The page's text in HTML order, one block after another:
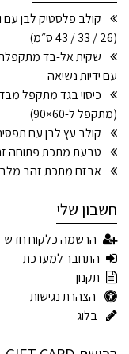
(26 / 33 / 43 ס״מ)
עם ידיות נשיאה
(מתקפל ל-60×90)
קולב עץ לבן עם תפסים
טבעת מתכת פתוחה
אבזם מתכת זהב
חשבון שלי
הרשמה כלקוח חדש
התחבר למערכת
תקנון
הצהרת נגישות
בלוג